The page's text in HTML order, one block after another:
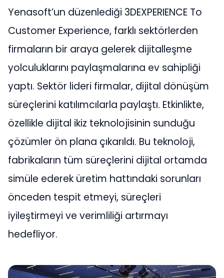
Yenasoft’un düzenlediği 3DEXPERIENCE To
Customer Experience, farklı sektörlerden
firmaların bir araya gelerek dijitalleşme
yolculuklarını paylaşmalarına ev sahipliği
yaptı. Sektör lideri firmalar, dijital dönüşüm
süreçlerini katılımcılarla paylaştı. Etkinlikte,
özellikle dijital ikiz teknolojisinin sunduğu
çözümler ön plana çıkarıldı. Bu teknoloji,
fabrikaların tüm süreçlerini dijital ortamda
simüle ederek üretim hattındaki sorunları
önceden tespit etmeyi, süreçleri
iyileştirmeyi ve verimliliği artırmayı
hedefliyor.